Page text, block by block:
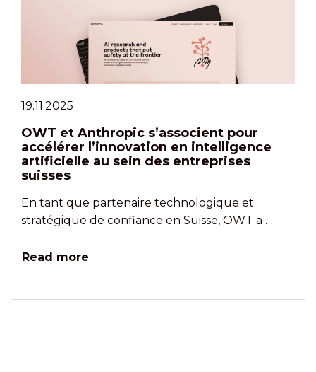
19.11.2025
OWT et Anthropic s’associent pour
accélérer l’innovation en intelligence
artificielle au sein des entreprises
suisses
En tant que partenaire technologique et
stratégique de confiance en Suisse, OWT a …
Read more